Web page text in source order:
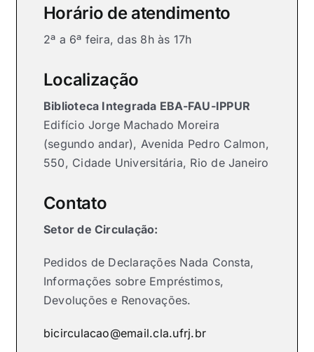
Horário de atendimento
2ª a 6ª feira, das 8h às 17h
Localização
Biblioteca Integrada EBA-FAU-IPPUR
Edifício Jorge Machado Moreira
(segundo andar), Avenida Pedro Calmon,
550, Cidade Universitária, Rio de Janeiro
Contato
Setor de Circulação:
Pedidos de Declarações Nada Consta,
Informações sobre Empréstimos,
Devoluções e Renovações.
bicirculacao@email.cla.ufrj.br